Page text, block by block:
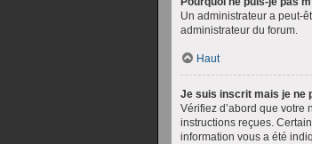
Un administrateur a peut-
administrateur du forum.
Haut
Je suis inscrit mais je ne
Vérifiez d’abord que votre
instructions reçues.
information vous a été